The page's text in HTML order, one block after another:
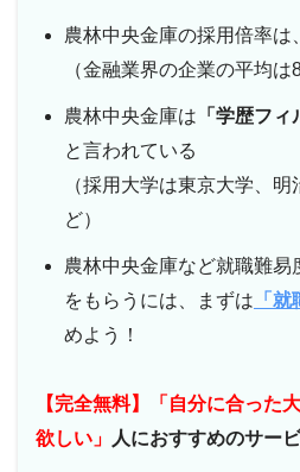
農林中央金庫の採用倍率は、
（金融業界の企業の平均は
農林中央金庫は 「学歴フ
と言われている
（採用大学は東京大学、
ど）
農林中央金庫など就職難易
をもらうには、まずは 「
めよう！
【完全無料】「自分に合った
欲しい」
人におすすめのサー